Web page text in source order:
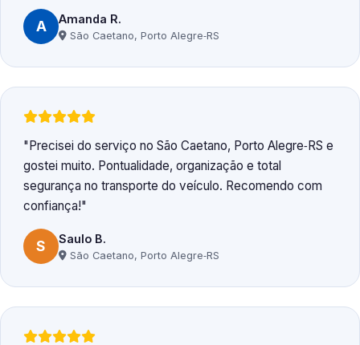
A Amanda R.
São Caetano, Porto Alegre‑RS
Precisei do serviço no São Caetano, Porto Alegre‑RS e
gostei muito. Pontualidade, organização e total
segurança no transporte do veículo. Recomendo com
confiança!
S Saulo B.
São Caetano, Porto Alegre‑RS